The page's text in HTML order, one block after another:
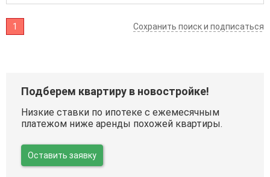
1 Сохранить поиск и подписаться
Подберем квартиру в новостройке!
Низкие ставки по ипотеке с ежемесячным
платежом ниже аренды похожей квартиры.
Оставить заявку